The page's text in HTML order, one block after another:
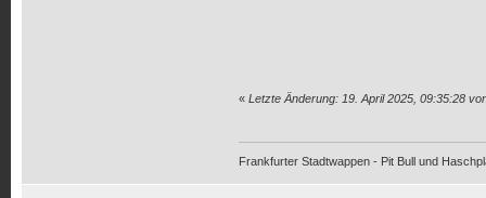
« Letzte Änderung: 19. April 2025, 09:35:28
Frankfurter Stadtwappen - Pit Bull und